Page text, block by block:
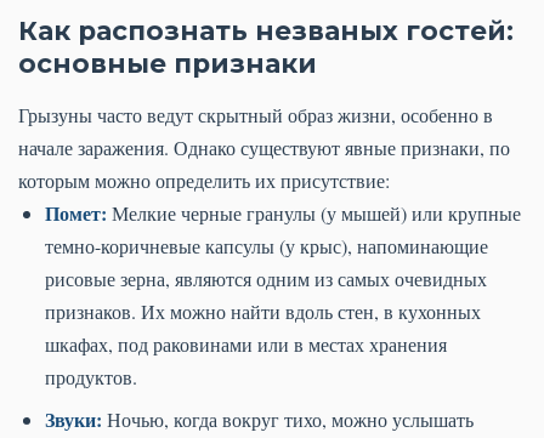
Как распознать незваных гостей:
основные признаки
Грызуны часто ведут скрытный образ жизни, особенно в
начале заражения. Однако существуют явные признаки, по
которым можно определить их присутствие:
Помет: Мелкие черные гранулы (у мышей) или крупные
темно-коричневые капсулы (у крыс), напоминающие
рисовые зерна, являются одним из самых очевидных
признаков. Их можно найти вдоль стен, в кухонных
шкафах, под раковинами или в местах хранения
продуктов.
Звуки: Ночью, когда вокруг тихо, можно услышать